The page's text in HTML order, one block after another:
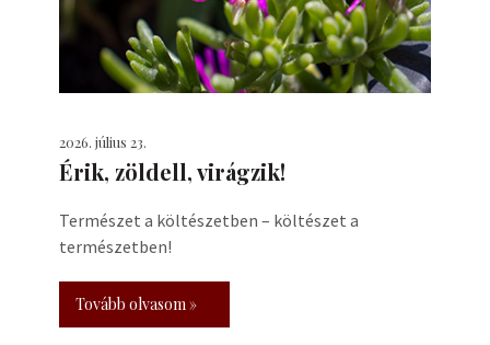
2026. július 23.
Érik, zöldell, virágzik!
Természet a költészetben – költészet a
természetben!
Tovább olvasom »